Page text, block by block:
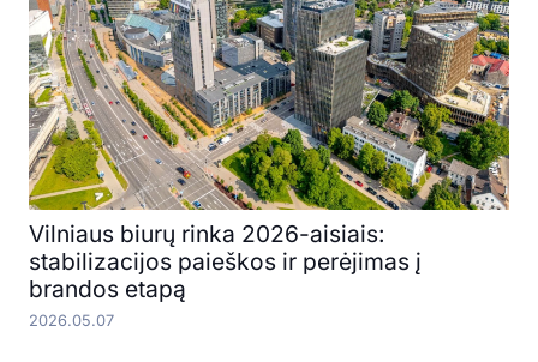
Vilniaus biurų rinka 2026-aisiais:
stabilizacijos paieškos ir perėjimas į
brandos etapą
2026.05.07